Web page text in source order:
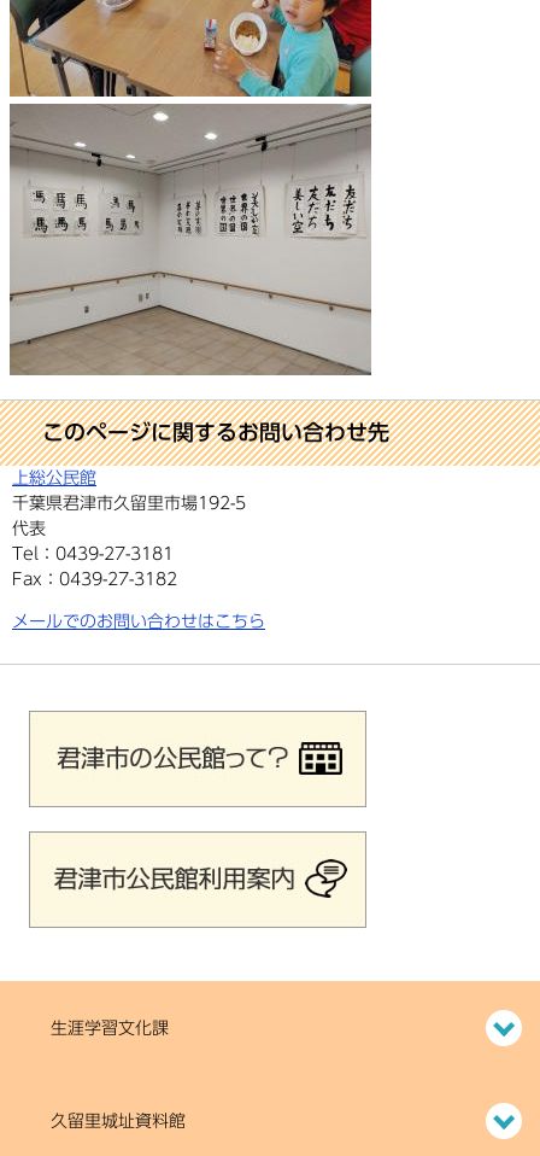
生涯学習文化課
久留里城址資料館
このページに関するお問い合わせ先
上総公民館
代表
千葉県君津市久留里市場192-5
Tel：0439-27-3181
Fax：0439-27-3182
メールでのお問い合わせはこちら